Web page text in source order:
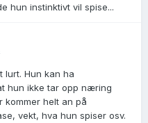
hun instinktivt vil spise...
lurt. Hun kan ha
hun ikke tar opp næring
kommer helt an på
vekt, hva hun spiser osv.